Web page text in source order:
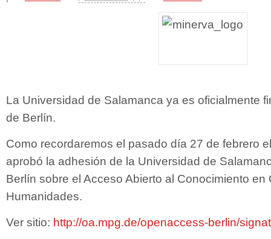
La Universidad de Salamanca ya es oficialmente
de Berlín.
Como recordaremos el pasado día 27 de febrero
aprobó la adhesión de la Universidad de
Berlín sobre el Acceso Abierto al Conocimiento en
Humanidades.
Ver sitio: http://oa.mpg.de/openaccess-berlin/